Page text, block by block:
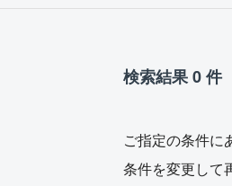
検索結果 0 件
ご指定の条件に
条件を変更して